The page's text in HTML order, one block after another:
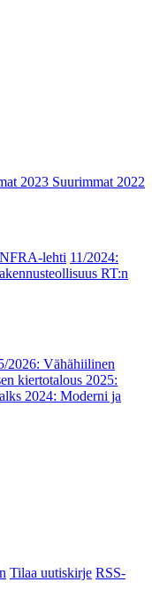
2023 Suurimmat 2022
lehti 11/2024:
RT:n
2026: Vähähiilinen
kiertotalous 2025:
2024: Moderni ja
Tilaa uutiskirje RSS-